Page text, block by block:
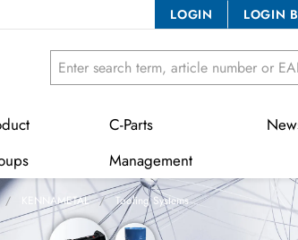
LOGIN LOGIN
C-Parts
Management
KENNAMETAL Tooling Systems